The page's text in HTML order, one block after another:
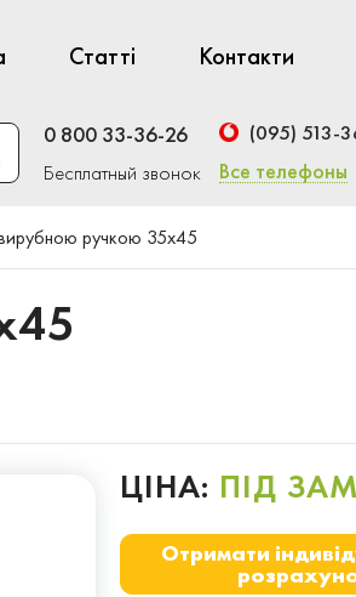
Статті Контакти
0 800 33-36-26
Бесплатный звонок
(095) 513-
Все телефоны
ручкою 35x45
ЦІНА: ПІД
Отримати